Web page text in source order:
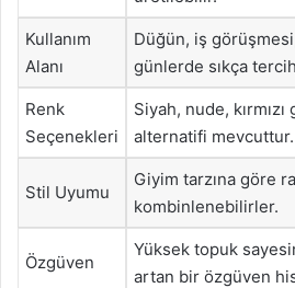
Kullanım
Alanı
Düğün, iş
günlerde sıkça
Renk
Seçenekleri
Siyah, nude,
alternatifi mevcuttur.
Stil Uyumu
Giyim tarzına göre
kombinlenebilirler.
Özgüven
Yüksek topuk
artan bir özgüven